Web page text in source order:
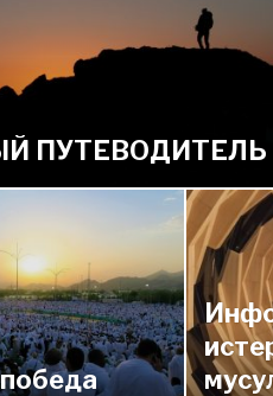
ПУТЕВОДИТЕЛЬ